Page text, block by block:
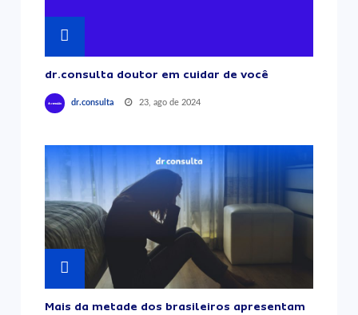
dr.consulta doutor em cuidar de você
dr.consulta 23, ago de 2024
Mais da metade dos brasileiros apresentam